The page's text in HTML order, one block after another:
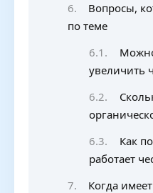
Вопросы,
по теме
увеличить
Как
работает
Когда